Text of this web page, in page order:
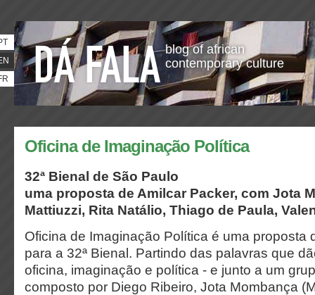
blog of african
contemporary culture
Oficina de Imaginação Política
32ª Bienal de São Paulo
uma proposta de Amilcar Packer, com Jota
Mattiuzzi, Rita Natálio, Thiago de Paula,
Oficina de Imaginação Política é uma proposta
para a 32ª Bienal. Partindo das palavras que
oficina, imaginação e política - e junto a um
composto por Diego Ribeiro, Jota Mombança